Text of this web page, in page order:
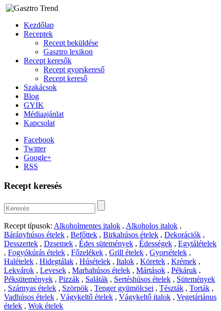
Kezdőlap
Receptek
Recept beküldése
Gasztro lexikon
Recept keresők
Recept gyorskereső
Recept kereső
Szakácsok
Blog
GYIK
Médiaajánlat
Kapcsolat
Facebook
Twitter
Google+
RSS
Recept keresés
Recept típusok: Alkoholmentes italok , Alkoholos italok ,
Bárányhúsos ételek , Befőttek , Birkahúsos ételek , Dekorációk ,
Desszertek , Dzsemek , Édes sütemények , Édességek , Egytálételek
, Fogyókúrás ételek , Főzelékek , Grill ételek , Gyorsételek ,
Halételek , Hidegtálak , Húsételek , Italok , Köretek , Krémek ,
Lekvárok , Levesek , Marhahúsos ételek , Mártások , Pékáruk ,
Péksütemények , Pizzák , Saláták , Sertéshúsos ételek , Sütemények
, Szárnyas ételek , Szörpök , Tenger gyümölcsei , Tészták , Torták ,
Vadhúsos ételek , Vágykeltő ételek , Vágykeltő italok , Vegetáriánus
ételek , Wok ételek